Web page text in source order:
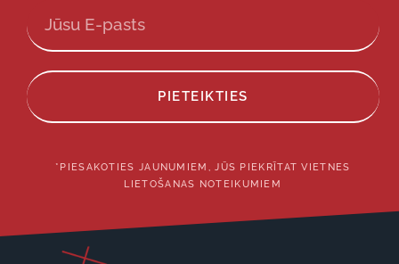
PIETEIKTIES
*PIESAKOTIES JAUNUMIEM, JŪS PIEKRĪTAT VIETNES
LIETOŠANAS NOTEIKUMIEM